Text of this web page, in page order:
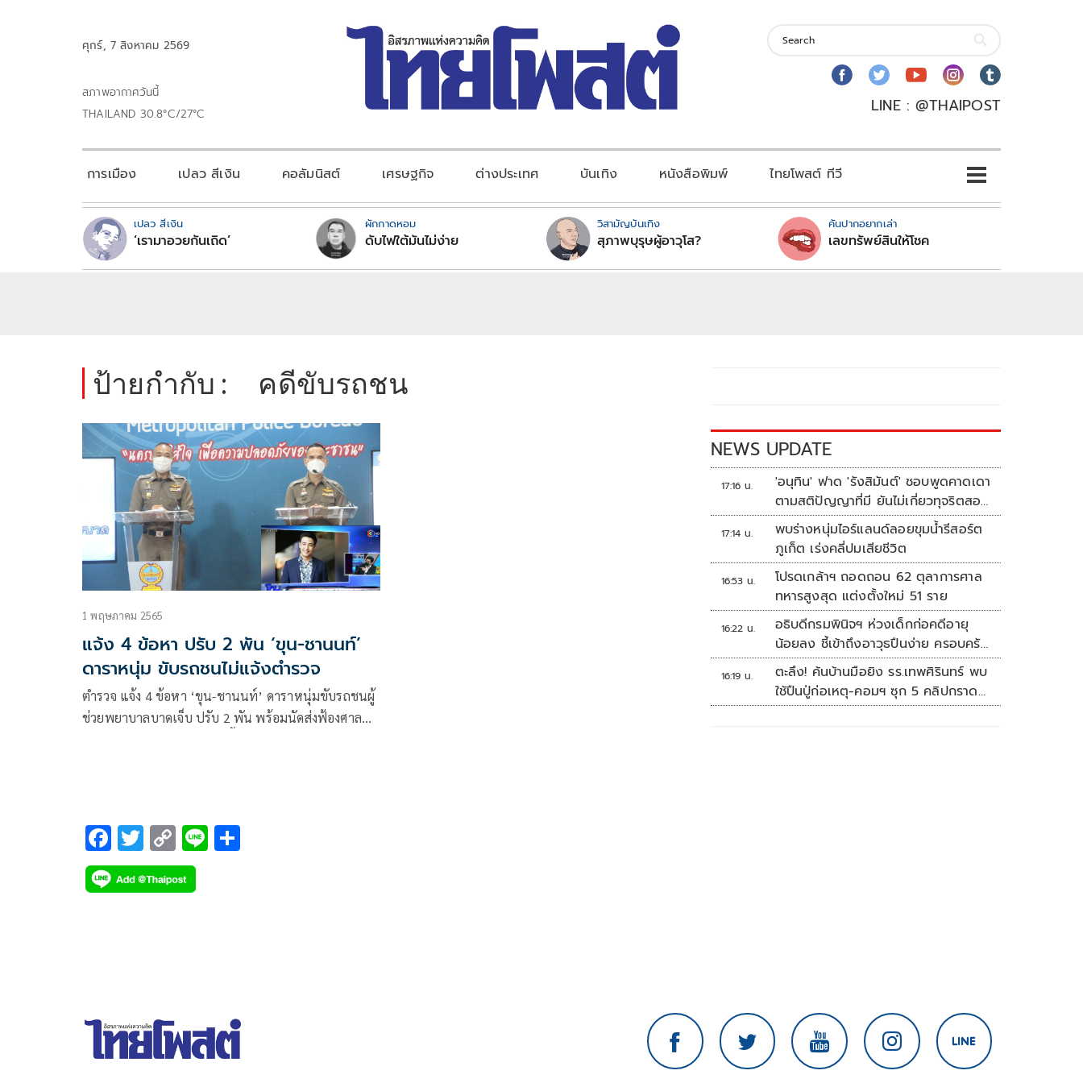
ศุกร์, 7 สิงหาคม 2569
สภาพอากาศวันนี้
THAILAND 30.8°C/27°C
LINE : @THAIPOST
การเมือง เปลว สีเงิน คอลัมนิสต์ เศรษฐกิจ ต่างประเทศ บันเทิง หนังสือพิมพ์ ไทยโพสต์ ทีวี
เปลว สีเงิน
‘เรามาอวยกันเถิด’
ผักกาดหอม
ดับไฟใต้มันไม่ง่าย
วิสามัญบันเทิง
สุภาพบุรุษผู้อาวุโส?
คันปากอยากเล่า
เลขทรัพย์สินให้โชค
ป้ายกำกับ : คดีขับรถชน
1 พฤษภาคม 2565
แจ้ง 4 ข้อหา ปรับ 2 พัน ‘ขุน-ชานนท์’
ดาราหนุ่ม ขับรถชนไม่แจ้งตำรวจ
ตำรวจ แจ้ง 4 ข้อหา ‘ขุน-ชานนท์’ ดาราหนุ่มขับรถชนผู้
ช่วยพยาบาลบาดเจ็บ ปรับ 2 พัน พร้อมนัดส่งฟ้องศาล
F
ac
e
T
wi
tt
C
o
p
Li
NEWS UPDATE
17:16 น.
'อนุทิน' ฟาด 'รังสิมันต์' ชอบพูดคาดเดา
ตามสติปัญญาที่มี ยันไม่เกี่ยวทุจริตสอบ
ท้องถิ่น
17:14 น.
พบร่างหนุ่มไอร์แลนด์ลอยขุมน้ำรีสอร์ต
ภูเก็ต เร่งคลี่ปมเสียชีวิต
16:53 น.
โปรดเกล้าฯ ถอดถอน 62 ตุลาการศาล
ทหารสูงสุด แต่งตั้งใหม่ 51 ราย
16:22 น.
อธิบดีกรมพินิจฯ ห่วงเด็กก่อคดีอายุ
น้อยลง ชี้เข้าถึงอาวุธปืนง่าย ครอบครัว
แตกแยกเป็นชนวนสำคัญ
16:19 น.
ตะลึง! ค้นบ้านมือยิง รร.เทพศิรินทร์ พบ
ใช้ปืนปู่ก่อเหตุ-คอมฯ ซุก 5 คลิปกราด
ยิง